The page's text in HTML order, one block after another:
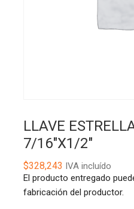
LLAVE
7/16″X1/2″
$328,243 IVA incluído
El producto entregado
fabricación del productor.